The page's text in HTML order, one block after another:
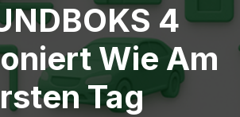
4
Wie Am
Tag